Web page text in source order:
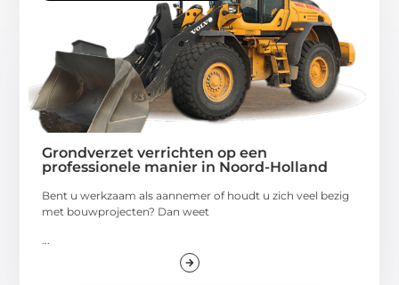
Grondverzet verrichten op een
professionele manier in Noord-Holland
Bent u werkzaam als aannemer of houdt u zich veel bezig
met bouwprojecten? Dan weet